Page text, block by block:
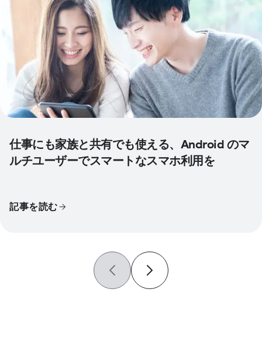
仕事にも家族と共有でも使える、Android のマ
ルチユーザーでスマートなスマホ利用を
記事を読む